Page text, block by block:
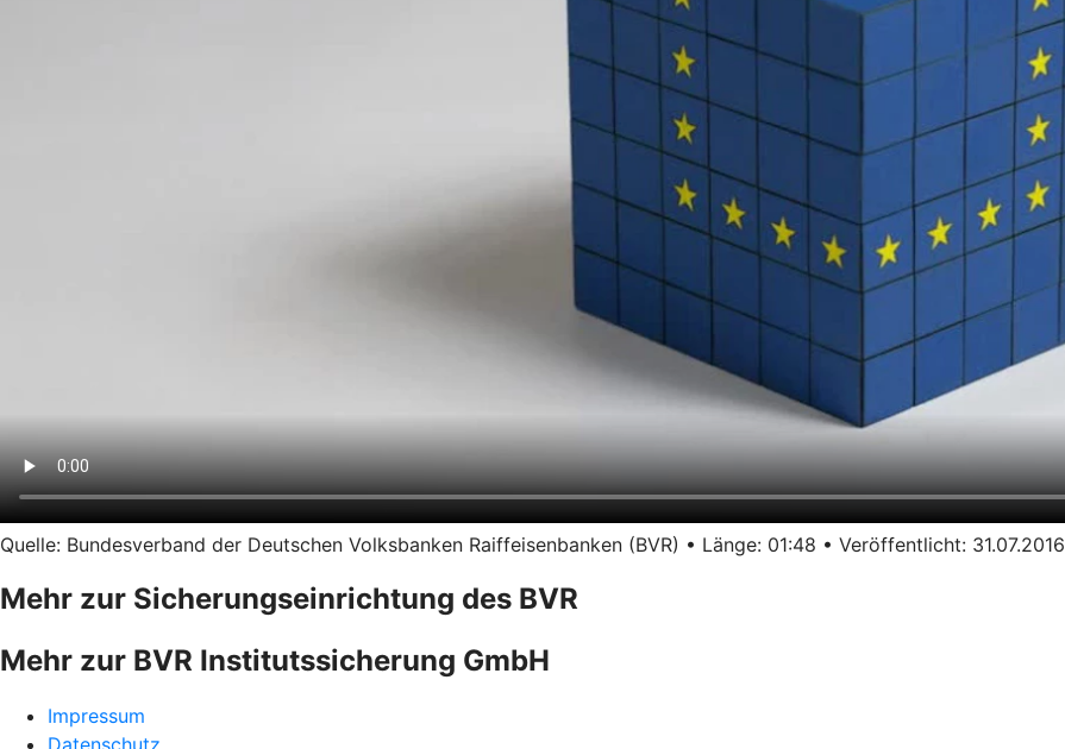
Quelle: Bundesverband der Deutschen Volksbanken Raiffeisenbanken (BVR) • Länge: 01:48 • Veröffentlicht: 31.07.2016
Mehr zur Sicherungseinrichtung des BVR
Mehr zur BVR Institutssicherung GmbH
Impressum
Datenschutz